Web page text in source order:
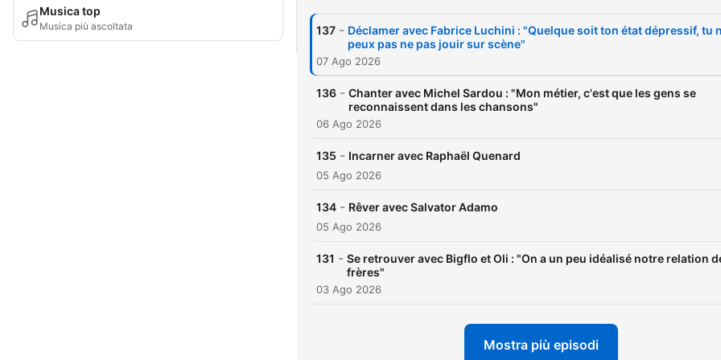
Musica top
Musica più ascoltata 137 - Déclamer avec Fabrice Luchini : "Quelque soit ton état dépressif, tu
peux pas ne pas jouir sur scène"
07 Ago 2026
136 - Chanter avec Michel Sardou : "Mon métier, c'est que les gens se
reconnaissent dans les chansons"
06 Ago 2026
135 - Incarner avec Raphaël Quenard
05 Ago 2026
134 - Rêver avec Salvator Adamo
05 Ago 2026
131 - Se retrouver avec Bigflo et Oli : "On a un peu idéalisé notre relation
frères"
03 Ago 2026
Mostra più episodi